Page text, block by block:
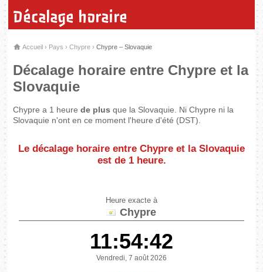
Décalage horaire
Accueil › Pays ›Chypre ›Chypre – Slovaquie
Décalage horaire entre Chypre et la
Slovaquie
Chypre a 1 heurede plus que la Slovaquie. Ni Chypre ni la
Slovaquie n'ont en ce moment l'heure d'été (DST).
Le décalage horaire entre Chypre et la Slovaquie
est de 1 heure.
Heure exacte à
Chypre
11:54:42
Vendredi, 7 août 2026